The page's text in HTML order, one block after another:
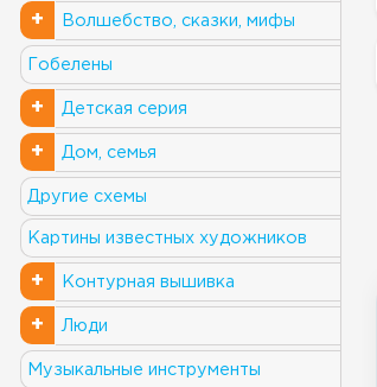
+ Волшебство, сказки, мифы
Гобелены
+ Детская серия
+ Дом, семья
Другие схемы
Картины известных художников
+ Контурная вышивка
+ Люди
Музыкальные инструменты